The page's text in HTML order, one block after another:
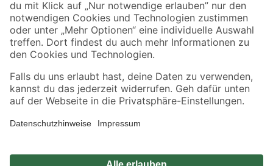
Jetzt die toom-App herunterladen
Alle Preisangaben in EUR inkl. gesetzl. MwSt.. Die dargestellten Angebote sind unter
Umständen nicht in allen Märkten verfügbar. Die angegebenen Verfügbarkeiten beziehen
Produkte nur solange der Vorrat reicht.
*Paketversand ab 59 € versandkostenfrei, gilt nicht für Artikel mit Speditionsversand, hier
Privatsphäre Impressum